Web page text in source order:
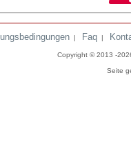
| Faq |
Copyright © 2013 -
Seite